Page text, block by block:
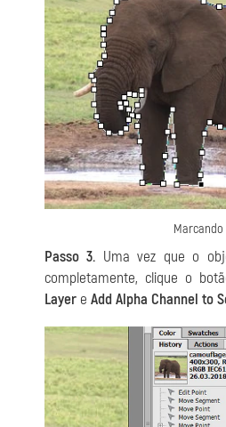
Passo 3. Uma vez que o
completamente, clique o
Layer e Add Alpha Channel to